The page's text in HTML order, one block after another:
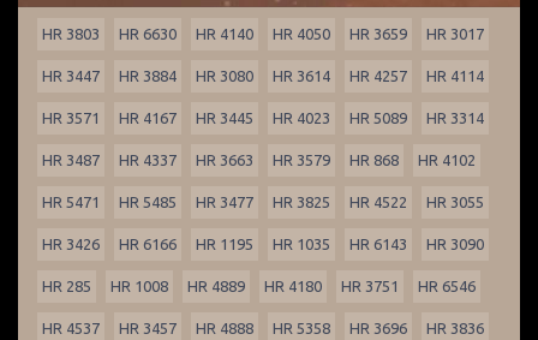
HR 3803 HR 6630 HR 4140 HR 4050 HR 3659 HR 3017
HR 3447 HR 3884 HR 3080 HR 3614 HR 4257 HR 4114
HR 3571 HR 4167 HR 3445 HR 4023 HR 5089 HR 3314
HR 3487 HR 4337 HR 3663 HR 3579 HR 868 HR 4102
HR 5471 HR 5485 HR 3477 HR 3825 HR 4522 HR 3055
HR 3426 HR 6166 HR 1195 HR 1035 HR 6143 HR 3090
HR 285 HR 1008 HR 4889 HR 4180 HR 3751 HR 6546
HR 4537 HR 3457 HR 4888 HR 5358 HR 3696 HR 3836